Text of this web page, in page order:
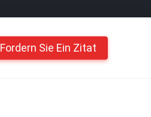
Fordern Sie Ein Zitat